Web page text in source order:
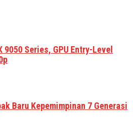
9050 Series, GPU Entry-Level
Baru Kepemimpinan 7 Generasi